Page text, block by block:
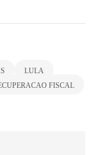
LULA
FISCAL